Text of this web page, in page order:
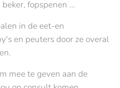
fopspenen ...
in de eet-en
en peuters door ze overal
mee te geven aan de